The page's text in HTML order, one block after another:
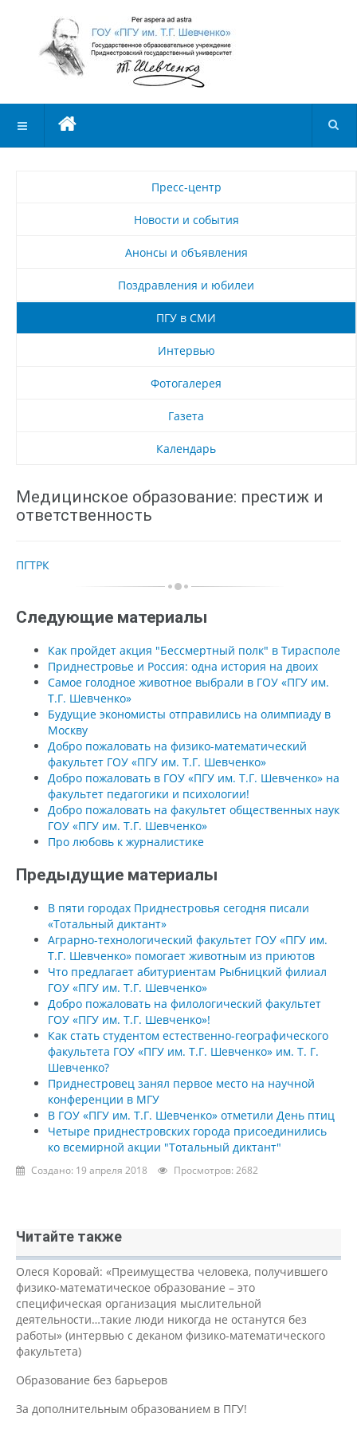
Пресс-центр
Новости и события
Анонсы и объявления
Поздравления и юбилеи
ПГУ в СМИ
Интервью
Фотогалерея
Газета
Календарь
Медицинское образование: престиж и
ответственность
ПГТРК
Следующие материалы
Как пройдет акция "Бессмертный полк" в Тирасполе
Приднестровье и Россия: одна история на двоих
Самое голодное животное выбрали в ГОУ «ПГУ им.
Т.Г. Шевченко»
Будущие экономисты отправились на олимпиаду в
Москву
Добро пожаловать на физико-математический
факультет ГОУ «ПГУ им. Т.Г. Шевченко»
Добро пожаловать в ГОУ «ПГУ им. Т.Г. Шевченко» на
факультет педагогики и психологии!
Добро пожаловать на факультет общественных наук
ГОУ «ПГУ им. Т.Г. Шевченко»
Про любовь к журналистике
Предыдущие материалы
В пяти городах Приднестровья сегодня писали
«Тотальный диктант»
Аграрно-технологический факультет ГОУ «ПГУ им.
Т.Г. Шевченко» помогает животным из приютов
Что предлагает абитуриентам Рыбницкий филиал
ГОУ «ПГУ им. Т.Г. Шевченко»
Добро пожаловать на филологический факультет
ГОУ «ПГУ им. Т.Г. Шевченко»!
Как стать студентом естественно-географического
факультета ГОУ «ПГУ им. Т.Г. Шевченко» им. Т. Г.
Шевченко?
Приднестровец занял первое место на научной
конференции в МГУ
В ГОУ «ПГУ им. Т.Г. Шевченко» отметили День птиц
Четыре приднестровских города присоединились
ко всемирной акции "Тотальный диктант"
Создано: 19 апреля 2018 Просмотров: 2682
Читайте также
Олеся Коровай: «Преимущества человека, получившего
физико-математическое образование – это
специфическая организация мыслительной
деятельности…такие люди никогда не останутся без
работы» (интервью с деканом физико-математического
факультета)
Образование без барьеров
За дополнительным образованием в ПГУ!